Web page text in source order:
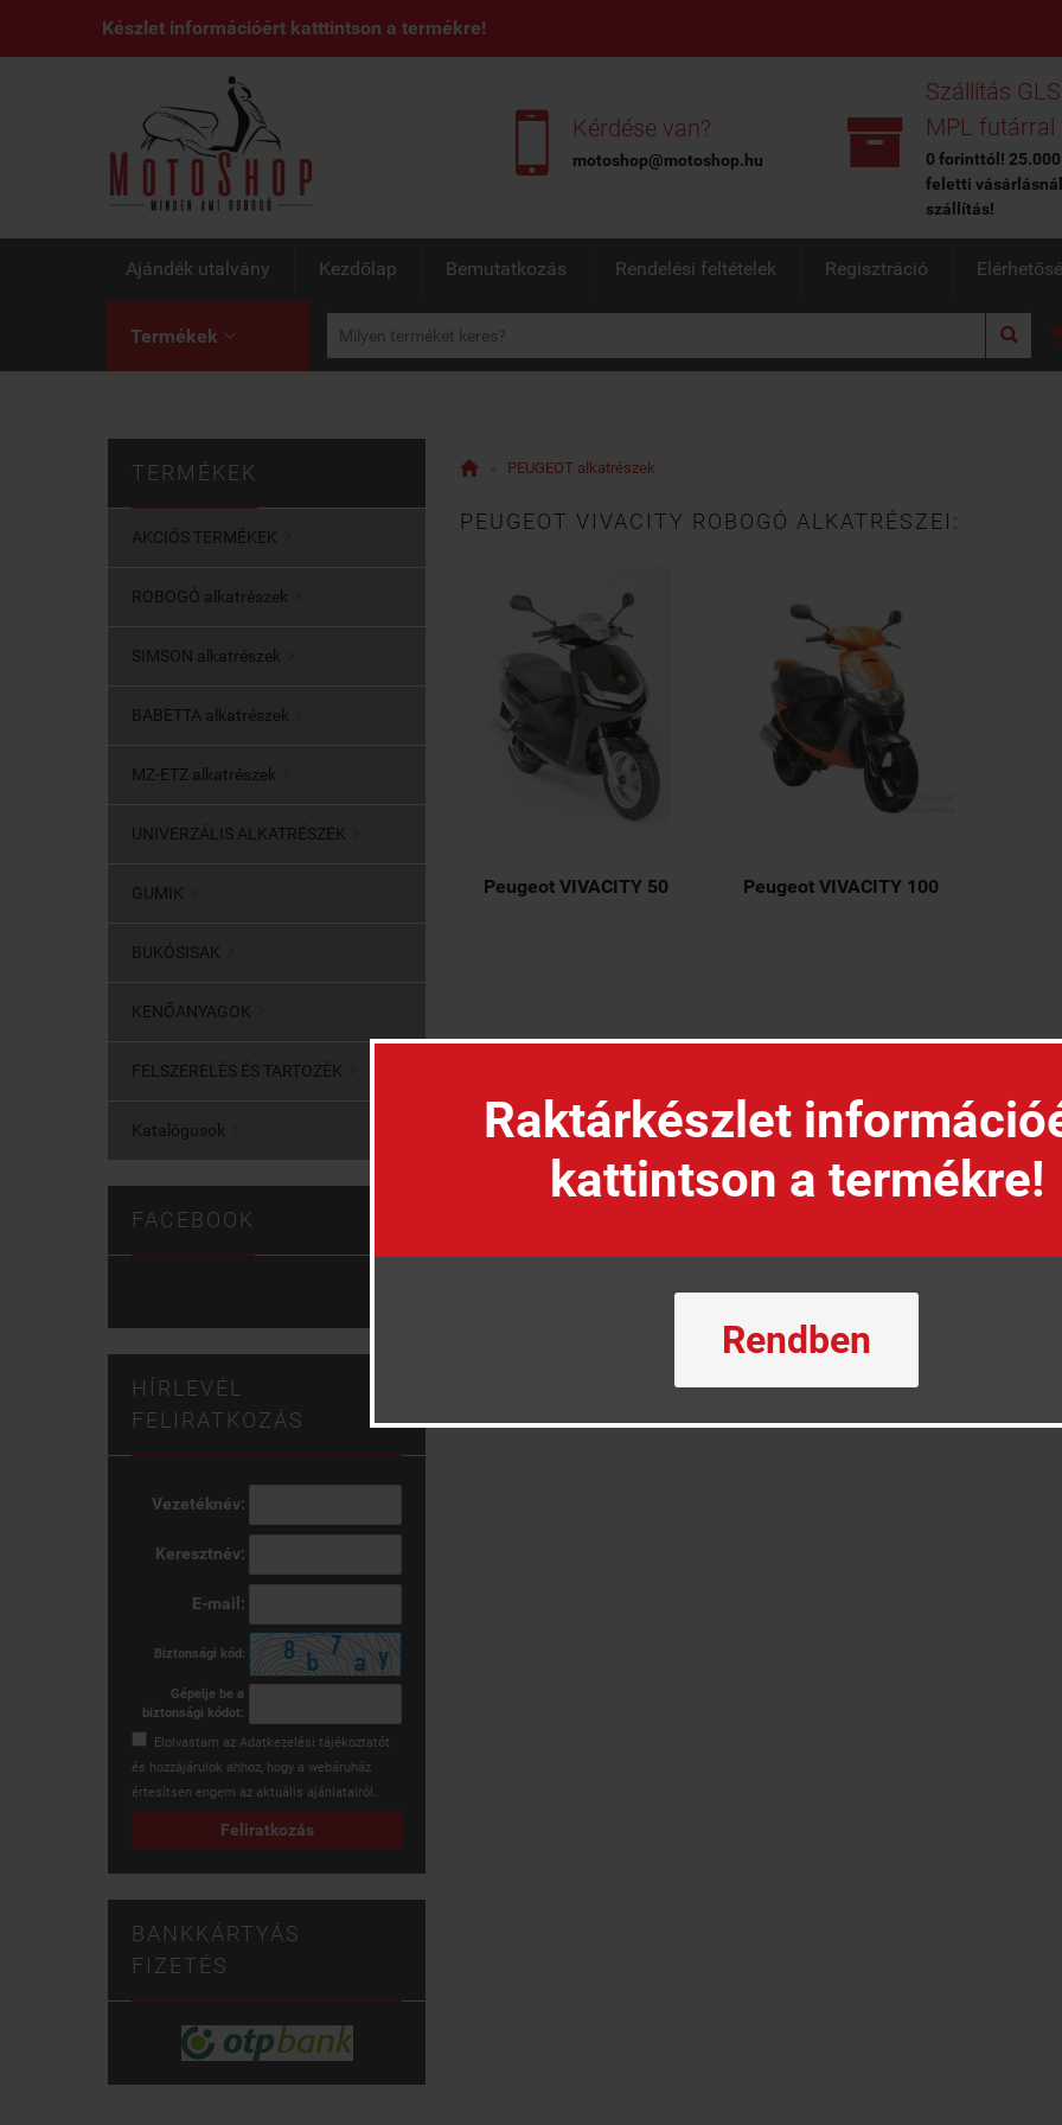
Raktárkészlet
kattintson a termékre!
Rendben
Készlet információért katttintson a termékre!
 Kérdése van?
motoshop@motoshop.hu 
Szállítás
MPL futárral
0 forinttól!
feletti
szállítás!
Ajándék utalvány Kezdőlap Bemutatkozás Rendelési feltételek Regisztráció
Termékek  
TERMÉKEK
AKCIÓS TERMÉKEK
ROBOGÓ alkatrészek
SIMSON alkatrészek
BABETTA alkatrészek
MZ-ETZ alkatrészek
UNIVERZÁLIS ALKATRÉSZEK
GUMIK
BUKÓSISAK
KENŐANYAGOK
FELSZERELÉS ÉS TARTOZÉK
Katalógusok
FACEBOOK
HÍRLEVÉL
FELIRATKOZÁS
Vezetéknév:
Keresztnév:
E-mail:
Biztonsági kód:
Gépelje be a
biztonsági kódot:
Elolvastam az Adatkezelési tájékoztatót
és hozzájárulok ahhoz, hogy a webáruház
értesítsen engem az aktuális ajánlatairól.
Feliratkozás
BANKKÁRTYÁS
FIZETÉS
 PEUGEOT alkatrészek
PEUGEOT VIVACITY ROBOGÓ ALKATRÉSZEI:
Peugeot VIVACITY 50 Peugeot VIVACITY 100